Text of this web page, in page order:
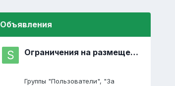
Объявления
Ограничения на размещение постов
Группы "Пользователи", "За